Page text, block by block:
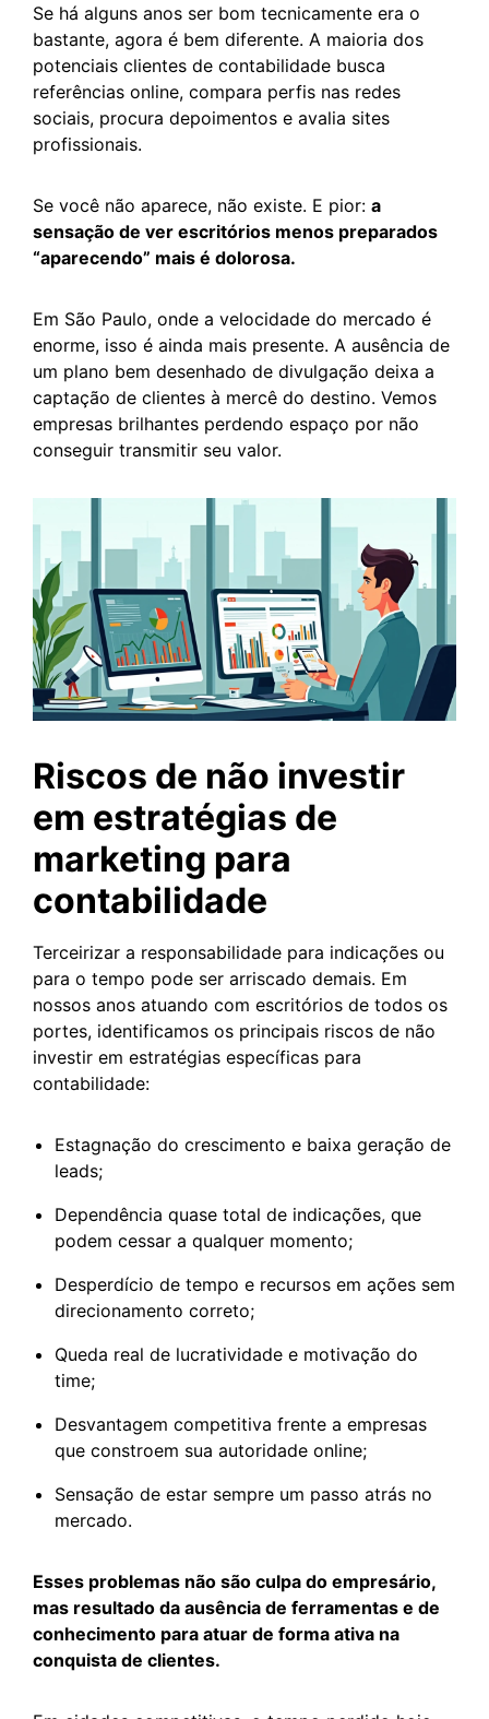
Se há alguns anos ser bom tecnicamente era o
bastante, agora é bem diferente. A maioria dos
potenciais clientes de contabilidade busca
referências online, compara perfis nas redes
sociais, procura depoimentos e avalia sites
profissionais.
Se você não aparece, não existe. E pior: a
sensação de ver escritórios menos preparados
“aparecendo” mais é dolorosa.
Em São Paulo, onde a velocidade do mercado é
enorme, isso é ainda mais presente. A ausência de
um plano bem desenhado de divulgação deixa a
captação de clientes à mercê do destino. Vemos
empresas brilhantes perdendo espaço por não
conseguir transmitir seu valor.
Riscos de não investir
em estratégias de
marketing para
contabilidade
Terceirizar a responsabilidade para indicações ou
para o tempo pode ser arriscado demais. Em
nossos anos atuando com escritórios de todos os
portes, identificamos os principais riscos de não
investir em estratégias específicas para
contabilidade:
Estagnação do crescimento e baixa geração de
leads;
Dependência quase total de indicações, que
podem cessar a qualquer momento;
Desperdício de tempo e recursos em ações sem
direcionamento correto;
Queda real de lucratividade e motivação do
time;
Desvantagem competitiva frente a empresas
que constroem sua autoridade online;
Sensação de estar sempre um passo atrás no
mercado.
Esses problemas não são culpa do empresário,
mas resultado da ausência de ferramentas e de
conhecimento para atuar de forma ativa na
conquista de clientes.